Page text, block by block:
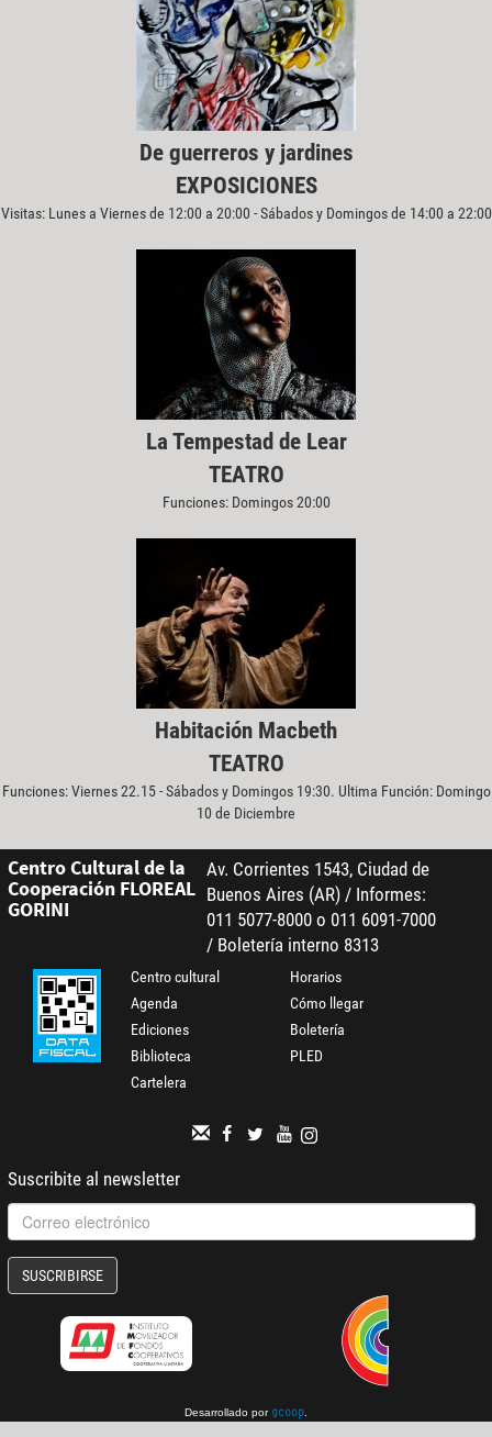
De guerreros y jardines
EXPOSICIONES
Visitas: Lunes a Viernes de 12:00 a 20:00 - Sábados y Domingos de 14:00 a 22:00
La Tempestad de Lear
TEATRO
Funciones: Domingos 20:00
Habitación Macbeth
TEATRO
Funciones: Viernes 22.15 - Sábados y Domingos 19:30. Ultima Función: Domingo
10 de Diciembre
Centro Cultural de la
Cooperación FLOREAL
GORINI
Av. Corrientes 1543, Ciudad de
Buenos Aires (AR) / Informes:
011 5077-8000 o 011 6091-7000
/ Boletería interno 8313
Centro cultural
Agenda
Ediciones
Biblioteca
Cartelera
Horarios
Cómo llegar
Boletería
PLED
Suscribite al newsletter
SUSCRIBIRSE
Desarrollado por gcoop.